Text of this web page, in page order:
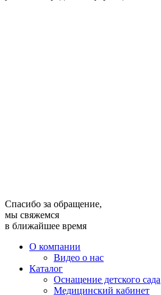
Спасибо за обращение,
мы свяжемся
в ближайшее время
О компании
Видео о нас
Каталог
Оснащение детского сада
Медицинский кабинет